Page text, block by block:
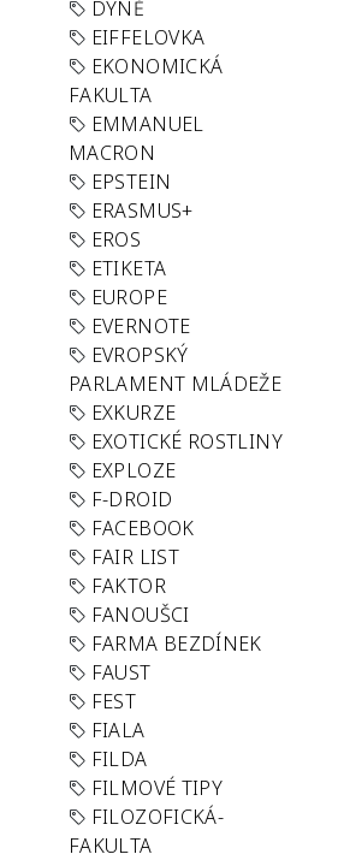
DÝNĚ
EIFFELOVKA
EKONOMICKÁ
FAKULTA
EMMANUEL
MACRON
EPSTEIN
ERASMUS+
EROS
ETIKETA
EUROPE
EVERNOTE
EVROPSKÝ
PARLAMENT MLÁDEŽE
EXKURZE
EXOTICKÉ ROSTLINY
EXPLOZE
F-DROID
FACEBOOK
FAIR LIST
FAKTOR
FANOUŠCI
FARMA BEZDÍNEK
FAUST
FEST
FIALA
FILDA
FILMOVÉ TIPY
FILOZOFICKÁ-
FAKULTA